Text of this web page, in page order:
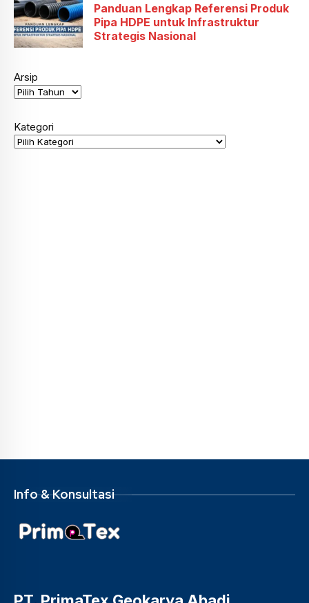
Panduan Lengkap Referensi Produk
Pipa HDPE untuk Infrastruktur
Strategis Nasional
Arsip
Kategori
Info & Konsultasi